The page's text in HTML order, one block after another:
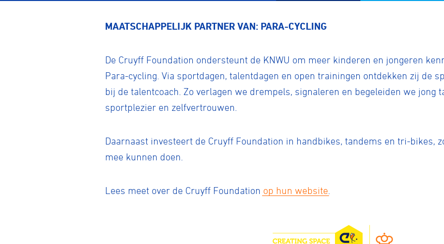
MAATSCHAPPELIJK PARTNER VAN: PARA-CYCLING
De Cruyff Foundation ondersteunt de KNWU om meer kinderen en jongeren
Para-cycling. Via sportdagen, talentdagen en open trainingen ontdekken zij de
bij de talentcoach. Zo verlagen we drempels, signaleren en begeleiden we jong
sportplezier en zelfvertrouwen.
Daarnaast investeert de Cruyff Foundation in handbikes, tandems en tri-bikes,
mee kunnen doen.
Lees meet over de Cruyff Foundation op hun website